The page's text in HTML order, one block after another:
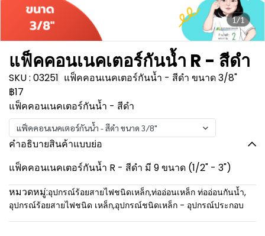
1/1
แฟ็คคอนเนคเตอร์กันน้ำ R - สีดำ
SKU : 03251 แฟ็คคอนเนคเตอร์กันน้ำ - สีดำ ขนาด 3/8"
฿17
แฟ็คคอนเนคเตอร์กันน้ำ - สีดำ
แฟ็คคอนเนคเตอร์กันน้ำ - สีดำ ขนาด 3/8"
คำอธิบายสินค้าแบบย่อ
แฟ็คคอนเนคเตอร์กันน้ำ R - สีดำ มี 9 ขนาด (1/2" - 3")
หมวดหมู่:อุปกรณ์ร้อยสายไฟชนิดเหล็ก,ท่ออ่อนเหล็ก ท่ออ่อนกันน้ำ,
อุปกรณ์ร้อยสายไฟชนิด เหล็ก,อุปกรณ์ชนิดเหล็ก - อุปกรณ์ประกอบ